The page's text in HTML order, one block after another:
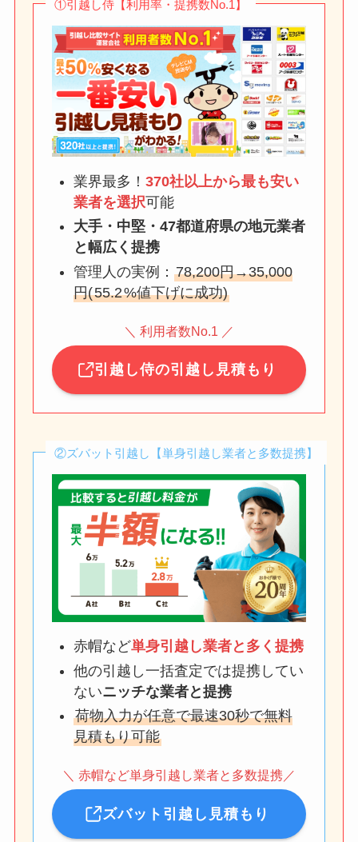
①引越し侍【利用率・提携数No.1】
業界最多！ 370社以上から最も安い
業者を選択可能
大手・中堅・47都道府県の地元業者
と幅広く提携
管理人の実例： 78,200円→35,000
円(55.2%値下げに成功)
＼ 利用者数No.1 ／
引越し侍の引越し見積もり
②ズバット引越し【単身引越し業者と多数提携】
赤帽など単身引越し業者と多く提携
他の引越し一括査定では提携してい
ないニッチな業者と提携
荷物入力が任意で最速30秒で無料
見積もり可能
＼ 赤帽など単身引越し業者と多数提携／
ズバット引越し見積もり